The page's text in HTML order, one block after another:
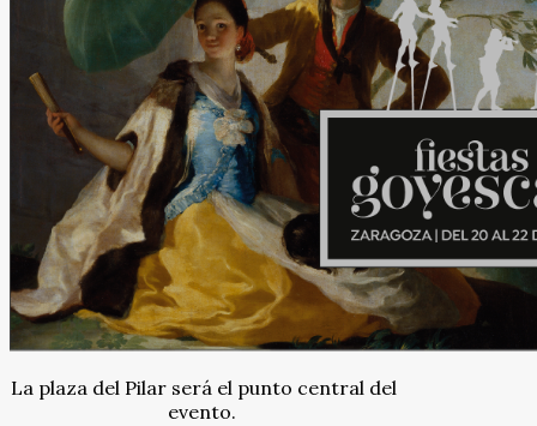
La plaza del Pilar será el punto central del
evento.